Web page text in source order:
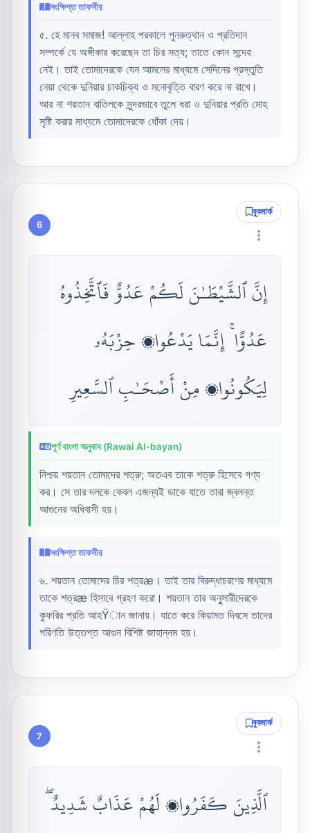
সংক্ষিপ্ত তাফসীর
৫. হে মানব সমাজ! আল্লাহ পরকালে পুনরুত্থান ও প্রতিদান
সম্পর্কে যে অঙ্গীকার করেছেন তা চির সত্য; তাতে কোন সন্দেহ
নেই। তাই তোমাদেরকে যেন আমলের মাধ্যমে সেদিনের প্রস্তুতি
নেয়া থেকে দুনিয়ার চাকচিক্য ও মনোবৃত্তি বারণ করে না রাখে।
আর না শয়তান বাতিলকে সুন্দরভাবে তুলে ধরা ও দুনিয়ার প্রতি মোহ
সৃষ্টি করার মাধ্যমে তোমাদেরকে ধোঁকা দেয়।
6
বুকমার্ক
إِنَّ ٱلشَّيْطَـٰنَ لَكُمْ عَدُوٌّ فَٱتَّخِذُوهُ
عَدُوًّا ۚ إِنَّمَا يَدْعُوا۟ حِزْبَهُۥ
لِيَكُونُوا۟ مِنْ أَصْحَـٰبِ ٱلسَّعِيرِ
পূর্ণ বাংলা অনুবাদ (Rawai Al-bayan)
নিশ্চয় শয়তান তোমাদের শত্রু; অতএব তাকে শত্রু হিসেবে গণ্য
কর। সে তার দলকে কেবল এজন্যই ডাকে যাতে তারা জ্বলন্ত
আগুনের অধিবাসী হয়।
সংক্ষিপ্ত তাফসীর
৬. শয়তান তোমাদের চির শত্রæ। তাই তার বিরুদ্ধাচরণের মাধ্যমে
তাকে শত্রæ হিসাবে গ্রহণ করো। শয়তান তার অনুুসারীদেরকে
কুফরির প্রতি আহŸান জানায়। যাতে করে কিয়ামত দিবসে তাদের
পরিণতি উত্তপ্ত আগুন বিশিষ্ট জাহান্নম হয়।
7
বুকমার্ক
ٱلَّذِينَ كَفَرُوا۟ لَهُمْ عَذَابٌ شَدِيدٌ ۖ